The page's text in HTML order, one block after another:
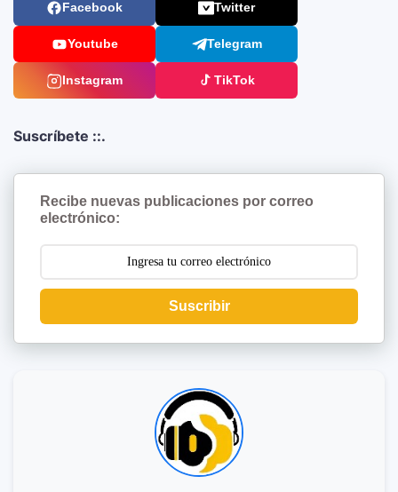
Facebook Twitter
Youtube Telegram
Instagram TikTok
Suscríbete ::.
Recibe nuevas publicaciones por correo
electrónico:
Suscribir